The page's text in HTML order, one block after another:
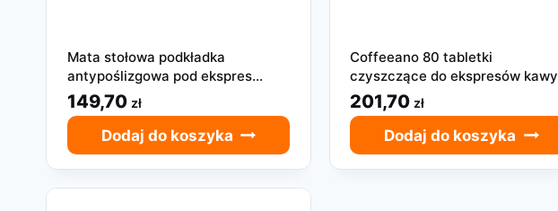
Mata stołowa podkładka
antypoślizgowa pod ekspres
czarny 30 cm X 48 cm
149,70 zł
Dodaj do koszyka
Coffeeano 80 tabletki
czyszczące do ekspresów kawy
Jura 2-fazowe tabletki
201,70 zł
Dodaj do koszyka